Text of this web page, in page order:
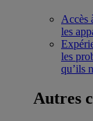
Accès
les
les
qu’ils
Autres